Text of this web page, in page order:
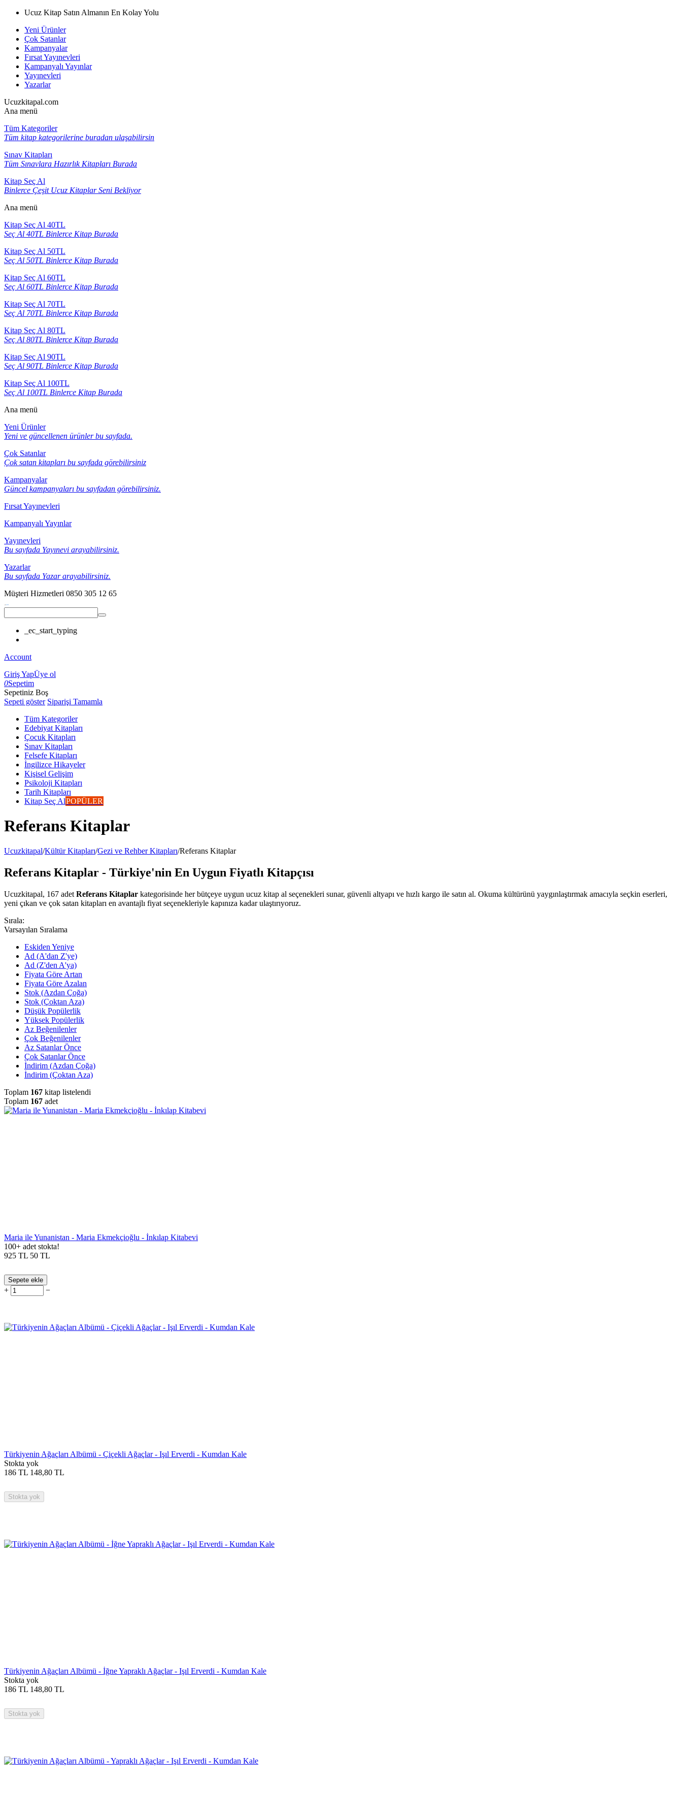
Ucuz Kitap Satın Almanın En Kolay Yolu
Yeni Ürünler
Çok Satanlar
Kampanyalar
Fırsat Yayınevleri
Kampanyalı Yayınlar
Yayınevleri
Yazarlar
Ucuzkitapal.com
Ana menü
Tüm Kategoriler
Tüm kitap kategorilerine buradan ulaşabilirsin
Sınav Kitapları
Tüm Sınavlara Hazırlık Kitapları Burada
Kitap Seç Al
Binlerce Çeşit Ucuz Kitaplar Seni Bekliyor
Ana menü
Kitap Seç Al 40TL
Seç Al 40TL Binlerce Kitap Burada
Kitap Seç Al 50TL
Seç Al 50TL Binlerce Kitap Burada
Kitap Seç Al 60TL
Seç Al 60TL Binlerce Kitap Burada
Kitap Seç Al 70TL
Seç Al 70TL Binlerce Kitap Burada
Kitap Seç Al 80TL
Seç Al 80TL Binlerce Kitap Burada
Kitap Seç Al 90TL
Seç Al 90TL Binlerce Kitap Burada
Kitap Seç Al 100TL
Seç Al 100TL Binlerce Kitap Burada
Ana menü
Yeni Ürünler
Yeni ve güncellenen ürünler bu sayfada.
Çok Satanlar
Çok satan kitapları bu sayfada görebilirsiniz
Kampanyalar
Güncel kampanyaları bu sayfadan görebilirsiniz.
Fırsat Yayınevleri
Kampanyalı Yayınlar
Yayınevleri
Bu sayfada Yayınevi arayabilirsiniz.
Yazarlar
Bu sayfada Yazar arayabilirsiniz.
Müşteri Hizmetleri 0850 305 12 65
_ec_start_typing
Account
Giriş YapÜye ol
0Sepetim
Sepetiniz Boş
Sepeti göster Siparişi Tamamla
Tüm Kategoriler
Edebiyat Kitapları
Çocuk Kitapları
Sınav Kitapları
Felsefe Kitapları
İngilizce Hikayeler
Kişisel Gelişim
Psikoloji Kitapları
Tarih Kitapları
Kitap Seç AlPOPÜLER
Referans Kitaplar
Ucuzkitapal/Kültür Kitapları/Gezi ve Rehber Kitapları/Referans Kitaplar
Referans Kitaplar - Türkiye'nin En Uygun Fiyatlı Kitapçısı
Ucuzkitapal, 167 adet Referans Kitaplar kategorisinde her bütçeye uygun ucuz kitap al seçenekleri sunar, güvenli altyapı ve hızlı kargo ile satın al. Okuma kültürünü yaygınlaştırmak amacıyla seçkin eserleri,
yeni çıkan ve çok satan kitapları en avantajlı fiyat seçenekleriyle kapınıza kadar ulaştırıyoruz.
Sırala:
Varsayılan Sıralama
Eskiden Yeniye
Ad (A'dan Z'ye)
Ad (Z'den A'ya)
Fiyata Göre Artan
Fiyata Göre Azalan
Stok (Azdan Çoğa)
Stok (Çoktan Aza)
Düşük Popülerlik
Yüksek Popülerlik
Az Beğenilenler
Çok Beğenilenler
Az Satanlar Önce
Çok Satanlar Önce
İndirim (Azdan Çoğa)
İndirim (Çoktan Aza)
Toplam 167 kitap listelendi
Toplam 167 adet
Maria ile Yunanistan - Maria Ekmekçioğlu - İnkılap Kitabevi
100+ adet stokta!
925 TL 50 TL
Sepete ekle
+ −
Türkiyenin Ağaçları Albümü - Çiçekli Ağaçlar - Işıl Erverdi - Kumdan Kale
Stokta yok
186 TL 148,80 TL
Stokta yok
Türkiyenin Ağaçları Albümü - İğne Yapraklı Ağaçlar - Işıl Erverdi - Kumdan Kale
Stokta yok
186 TL 148,80 TL
Stokta yok